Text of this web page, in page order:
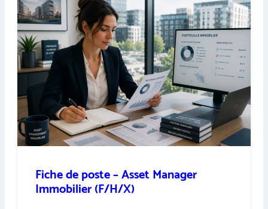
Fiche de poste – Asset Manager
Immobilier (F/H/X)